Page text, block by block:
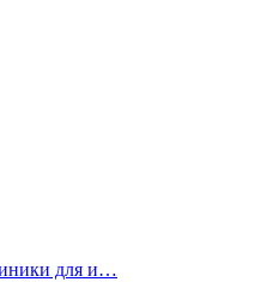
для и…